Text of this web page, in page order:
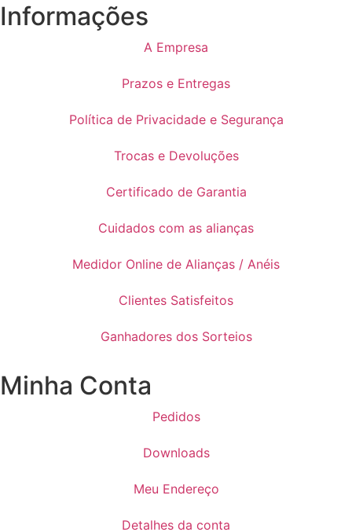
Informações
A Empresa
Prazos e Entregas
Política de Privacidade e Segurança
Trocas e Devoluções
Certificado de Garantia
Cuidados com as alianças
Medidor Online de Alianças / Anéis
Clientes Satisfeitos
Ganhadores dos Sorteios
Minha Conta
Pedidos
Downloads
Meu Endereço
Detalhes da conta